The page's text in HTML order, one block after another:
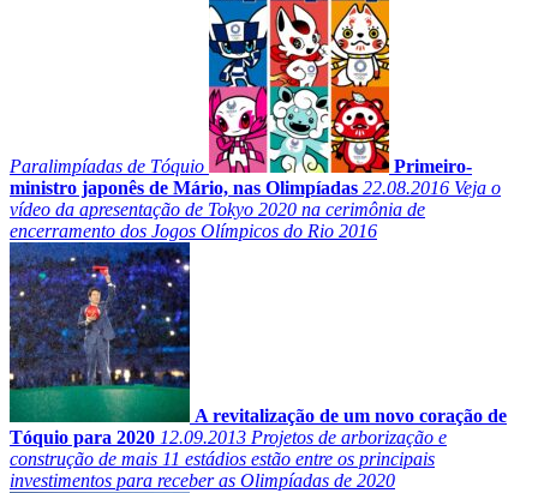
Paralimpíadas de Tóquio
Primeiro-
ministro japonês de Mário, nas Olimpíadas 22.08.2016 Veja o
vídeo da apresentação de Tokyo 2020 na cerimônia de
encerramento dos Jogos Olímpicos do Rio 2016
A revitalização de um novo coração de
Tóquio para 2020 12.09.2013 Projetos de arborização e
construção de mais 11 estádios estão entre os principais
investimentos para receber as Olimpíadas de 2020